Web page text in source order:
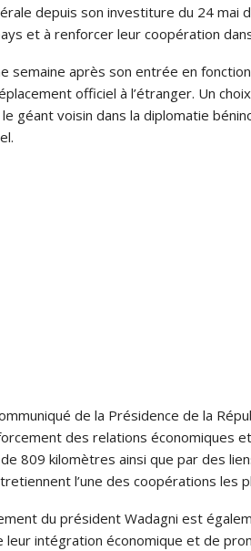
depuis son investiture du 24
et à renforcer leur coopération
semaine après son entrée en
officiel à l’étranger. Un
le géant voisin dans la diplomatie
de la Présidence de la
des relations économiques
809 kilomètres ainsi que par des
l’une des coopérations les
du président Wadagni est
leur intégration économique et de